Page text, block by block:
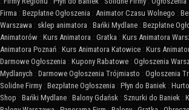
Firma : Bezpłatne Ogłoszenia : Animator Czasu Wolnego :
Warszawa : sklep animatora : Bańki Mydlane : Bezpłatne
Animatorów : Kurs Animatora : Gratka : Kurs Animatora
Animatora Poznań : Kurs Animatora Katowice : Kurs
Darmowe Ogłoszenia : Kupony Rabatowe : Ogłoszenia
Mydlanych : Darmowe Ogłoszenia Trójmiasto : Ogłoszenia
Solidne Firmy : Bezpłatne Ogłoszenia : Płyn do Baniek :
Shop : Bańki Mydlane : Balony Gdańsk : Sznurki do Baniek :